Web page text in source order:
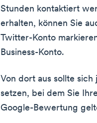
Stunden kontaktiert
erhalten, können Sie
Twitter-Konto
Business-Konto.
Von dort aus sollte
setzen, bei dem Sie
Google-Bewertung